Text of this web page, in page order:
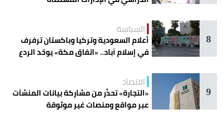
8
السياسة
أعلام السعودية وتركيا وباكستان ترفرف
في إسلام آباد.. «اتفاق مكة» يوحّد الردع
9
اقتصاد
«التجارة» تحذّر من مشاركة بيانات المنشآت
عبر مواقع ومنصات غير موثوقة